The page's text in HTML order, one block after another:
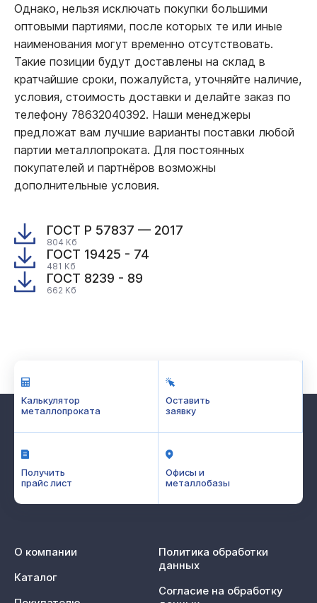
Однако, нельзя исключать покупки большими
оптовыми партиями, после которых те или иные
наименования могут временно отсутствовать.
Такие позиции будут доставлены на склад в
кратчайшие сроки, пожалуйста, уточняйте наличие,
условия, стоимость доставки и делайте заказ по
телефону 78632040392. Наши менеджеры
предложат вам лучшие варианты поставки любой
партии металлопроката. Для постоянных
покупателей и партнёров возможны
дополнительные условия.
ГОСТ Р 57837 — 2017
804 Кб
ГОСТ 19425 - 74
481 Кб
ГОСТ 8239 - 89
662 Кб
Калькулятор
металлопроката
Оставить
заявку
Получить
прайс лист
Офисы и
металлобазы
О компании
Каталог
Политика обработки
данных
Согласие на обработку